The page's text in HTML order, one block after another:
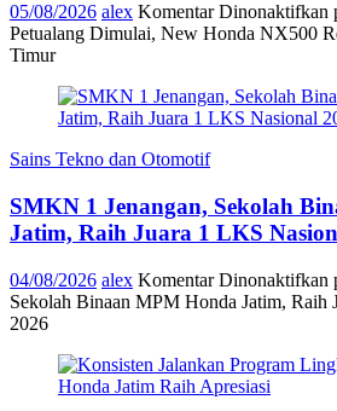
05/08/2026 alex Komentar Dinonaktifkan
Petualang Dimulai, New Honda NX500
Timur
Sains Tekno dan Otomotif
SMKN 1 Jenangan, Sekolah
Jatim, Raih Juara 1 LKS
04/08/2026 alex Komentar Dinonaktifkan
Sekolah Binaan MPM Honda Jatim, Raih
2026